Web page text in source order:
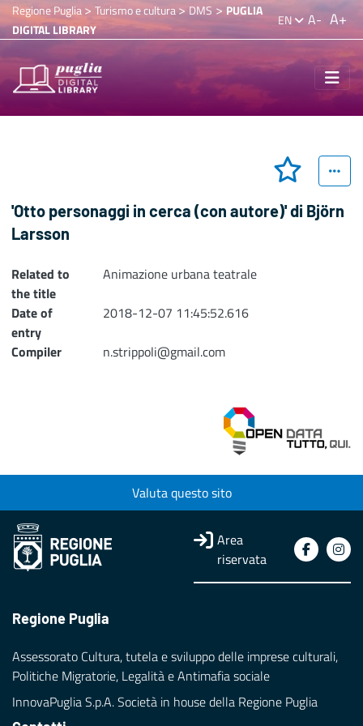
Regione Puglia> Turismo e cultura>DMS > PUGLIA
DIGITAL LIBRARY
EN A- A+
'Otto personaggi in cerca (con autore)' di Björn
Larsson
Related to
the title
Animazione urbana teatrale
Date of
entry
2018-12-07 11:45:52.616
Compiler
n.strippoli@gmail.com
Valuta questo sito
Area
riservata
Regione Puglia
Assessorato Cultura, tutela e sviluppo delle imprese culturali,
Politiche Migratorie, Legalità e Antimafia sociale
InnovaPuglia S.p.A. Società in house della Regione Puglia